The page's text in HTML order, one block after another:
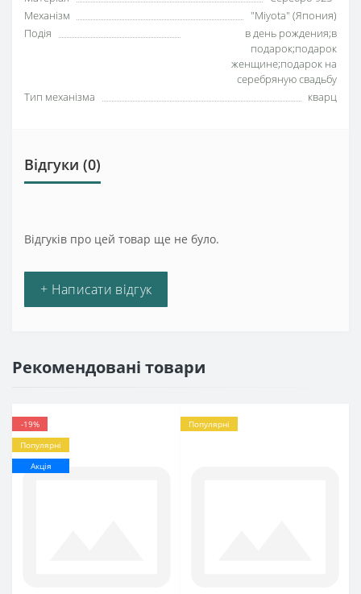
Механізм
"Miyota" (Япония)
Подія
в день рождения;в
подарок;подарок
женщине;подарок на
серебряную свадьбу
Тип механізма
кварц
Відгуки (0)
Відгуків про цей товар ще не було.
+ Написати відгук
Рекомендовані товари
-19%
Популярні
Акція
Популярні